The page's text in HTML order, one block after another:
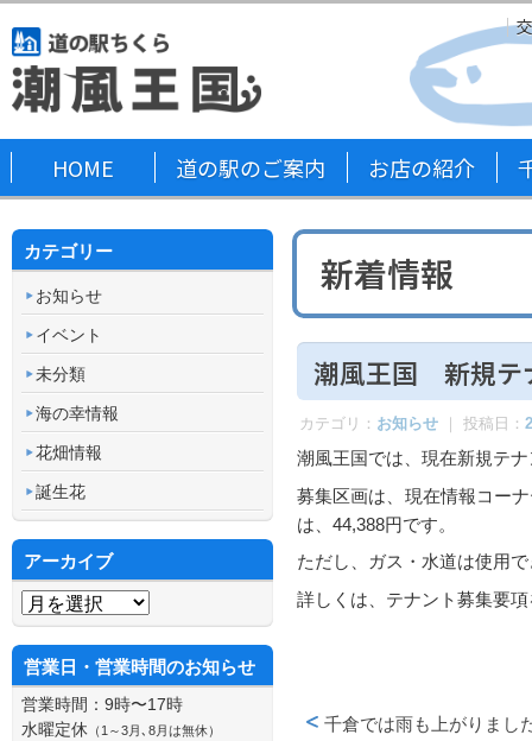
HOME 道の駅のご案内 お店の紹介
新着情報
潮風王国 新規テ
カテゴリ： お知らせ ｜ 投稿日：
潮風王国では、現在新規テ
募集区画は、現在情報コー
は、44,388円です。
ただし、ガス・水道は使用
詳しくは、テナント募集要
千倉では雨も上がりまし
カテゴリー
お知らせ
イベント
未分類
海の幸情報
花畑情報
誕生花
アーカイブ
アーカイブ
営業日・営業時間のお知らせ
営業時間：9時〜17時
水曜定休 （1～3月､8月は無休）